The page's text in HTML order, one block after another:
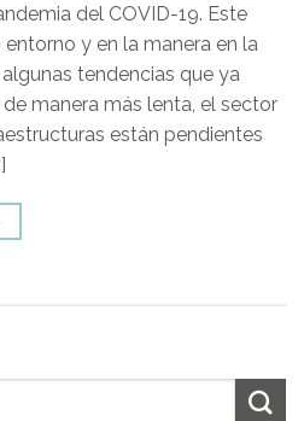
del COVID-19. Este
y en la manera en la
tendencias que ya
manera más lenta, el sector
están pendientes